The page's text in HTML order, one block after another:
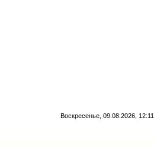
Воскресенье, 09.08.2026, 12:11